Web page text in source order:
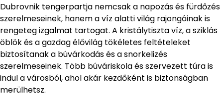
Dubrovnik tengerpartja nemcsak a napozás és fürdőzés
szerelmeseinek, hanem a víz alatti világ rajongóinak is
rengeteg izgalmat tartogat. A kristálytiszta víz, a sziklás
öblök és a gazdag élővilág tökéletes feltételeket
biztosítanak a búvárkodás és a snorkelizés
szerelmeseinek. Több búváriskola és szervezett túra is
indul a városból, ahol akár kezdőként is biztonságban
merülhetsz.